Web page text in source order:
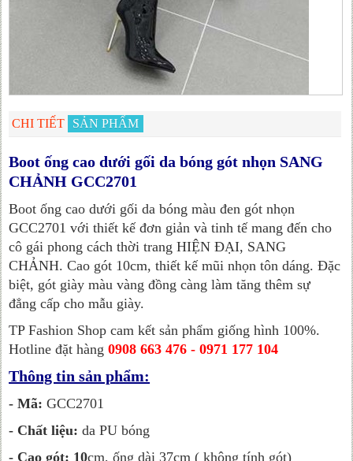
CHI TIẾT SẢN PHẨM
Boot ống cao dưới gối da bóng gót nhọn SANG
CHẢNH GCC2701
Boot ống cao dưới gối da bóng màu đen gót nhọn
GCC2701 với thiết kế đơn giản và tinh tế mang đến cho
cô gái phong cách thời trang HIỆN ĐẠI, SANG
CHẢNH. Cao gót 10cm, thiết kế mũi nhọn tôn dáng. Đặc
biệt, gót giày màu vàng đồng càng làm tăng thêm sự
đẳng cấp cho mẫu giày.
TP Fashion Shop cam kết sản phẩm giống hình 100%.
Hotline đặt hàng0908 663 476 - 0971 177 104
Thông tin sản phẩm:
- Mã:GCC2701
- Chất liệu:da PU bóng
- Cao gót: 10cm, ống dài 37cm ( không tính gót)